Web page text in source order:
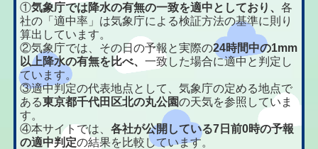
①気象庁では降水の有無の一致を適中としており、各
社の「適中率」は気象庁による検証方法の基準に則り
算出しています。
②気象庁では、その日の予報と実際の24時間中の1mm
以上降水の有無を比べ、一致した場合に適中と判定し
ています。
③適中判定の代表地点として、気象庁の定める地点で
ある東京都千代田区北の丸公園の天気を参照していま
す。
④本サイトでは、各社が公開している7日前0時の予報
の適中判定の結果を比較しています。